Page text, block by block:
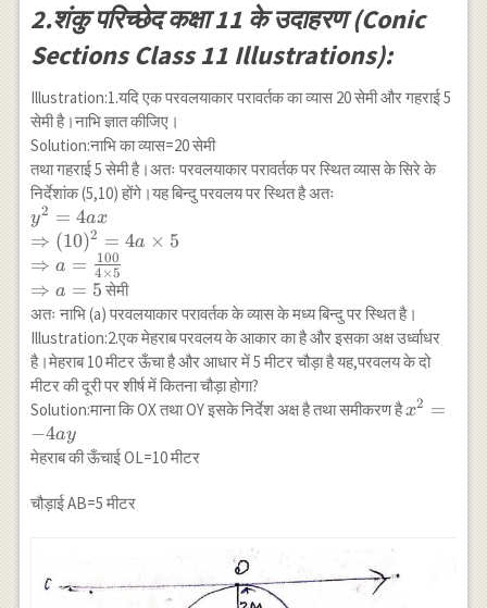
2.शंकु परिच्छेद कक्षा 11 के उदाहरण (Conic
Sections Class 11 Illustrations):
Illustration:1.यदि एक परवलयाकार परावर्तक का व्यास 20 सेमी और गहराई 5
सेमी है।नाभि ज्ञात कीजिए।
Solution:नाभि का व्यास=20 सेमी
तथा गहराई 5 सेमी है।अतः परवलयाकार परावर्तक पर स्थित व्यास के सिरे के
निर्देशांक (5,10) होंगे।यह बिन्दु परवलय पर स्थित है अतः
y^2=4 a x \\
\Rightarrow(10)^2=4
a \times 5 \\
\Rightarrow
a=\frac{100}{4
\times 5} \\
\Rightarrow a=5
y2 = 4ax
⇒ (10)2 = 4a × 5
⇒ a = 4 ×5
100
⇒ a = 5 सेमी
अतः नाभि (a) परवलयाकार परावर्तक के व्यास के मध्य बिन्दु पर स्थित है।
Illustration:2.एक मेहराब परवलय के आकार का है और इसका अक्ष उर्ध्वाधर
है।मेहराब 10 मीटर ऊँचा है और आधार में 5 मीटर चौड़ा है यह,परवलय के दो
मीटर की दूरी पर शीर्ष में कितना चौड़ा होगा?
Solution:माना कि OX तथा OY इसके निर्देश अक्ष है तथा समीकरण हैx^2=-4
x2 =
−4ay
मेहराब की ऊँचाई OL=10 मीटर
चौड़ाई AB=5 मीटर